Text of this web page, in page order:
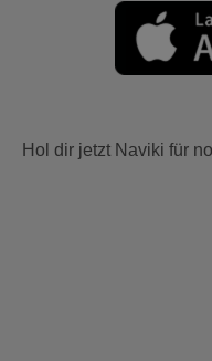
Hol dir jetzt Naviki für